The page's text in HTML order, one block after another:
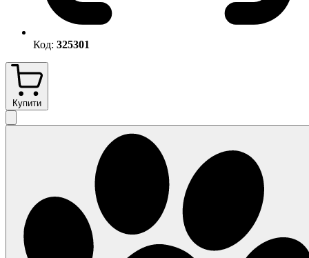
Код: 325301
Купити